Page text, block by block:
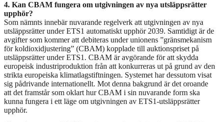
4. Kan CBAM fungera om utgivningen av nya utsläppsrätter
upphör?
Som nämnts innebär nuvarande regelverk att utgivningen av nya
utsläppsrätter under ETS1 automatiskt upphör 2039. Samtidigt är de
avgifter som kommer att debiteras under unionens ”gränsmekanism
för koldioxidjustering” (CBAM) kopplade till auktionspriset på
utsläppsrätter under ETS1. CBAM är avgörande för att skydda
europeisk industriproduktion från att konkurreras ut på grund av den
strikta europeiska klimatlagstiftningen. Systemet har dessutom visat
sig pådrivande internationellt. Mot denna bakgrund är det oroande
att det framstår som oklart hur CBAM i sin nuvarande form ska
kunna fungera i ett läge om utgivningen av ETS1-utsläppsrätter
upphör.